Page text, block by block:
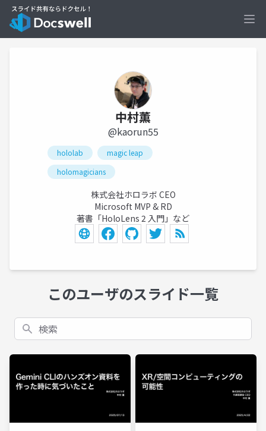
中村薫
@kaorun55
hololab
magic leap
holomagicians
株式会社ホロラボ CEO
Microsoft MVP & RD
著書「HoloLens 2 入門」など
このユーザのスライド一覧
検索